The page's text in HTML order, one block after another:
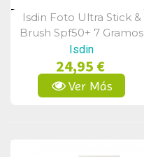
Vista Rápida
Isdin Foto Ultra Stick &
Brush Spf50+ 7 Gramos
Isdin
24,95 €
Ver Más